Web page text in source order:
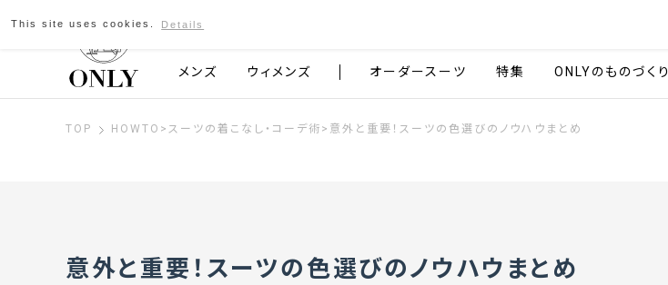
京都発のスーツブランド ONLY
メンズ ウィメンズ オーダースーツ 特集 ONLYのものづくり
TOP HOWTO > スーツの着こなし・コーデ術 > 意外と重要！スーツの色選びのノウハウまとめ
意外と重要！スーツの色選びのノウハウまとめ
This site uses cookies. Details